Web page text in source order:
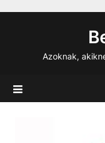
Azoknak,